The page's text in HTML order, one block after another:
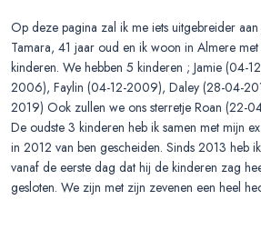
Op deze pagina zal ik me iets uitgebreider
Tamara, 41 jaar oud en ik woon in Almere
kinderen. We hebben 5 kinderen ; Jamie (04-
2006), Faylin (04-12-2009), Daley (28-04-
2019) Ook zullen we ons sterretje Roan (22-
De oudste 3 kinderen heb ik samen met mijn
in 2012 van ben gescheiden. Sinds 2013 heb
vanaf de eerste dag dat hij de kinderen zag
gesloten. We zijn met zijn zevenen een heel